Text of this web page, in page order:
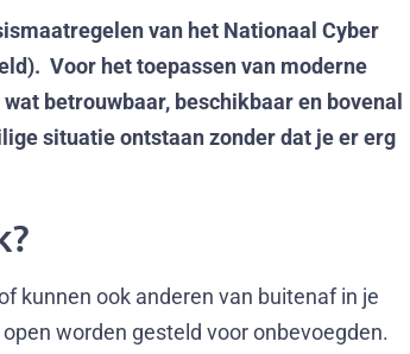
van het Nationaal Cyber
Voor het toepassen van moderne
betrouwbaar, beschikbaar en bovenal
situatie ontstaan zonder dat je er erg
kunnen ook anderen van buitenaf in je
worden gesteld voor onbevoegden.